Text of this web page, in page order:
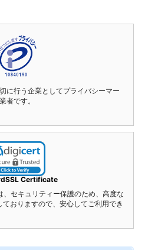
に行う企業としてプライバシーマー
者です。
Certificate
セキュリティー保護のため、高度な
おりますので、安心してご利用でき